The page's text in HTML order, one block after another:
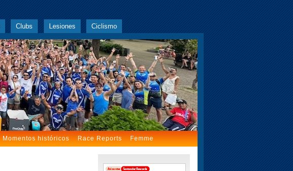
Clubs Lesiones Ciclismo
Momentos históricos Race Reports Femme